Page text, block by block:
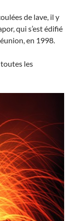
de lave, il y
qui s’est édifié
en 1998.
les